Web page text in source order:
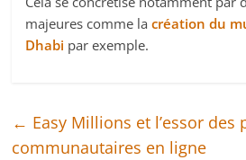
majeures comme lacréation du
Dhabi par exemple.
← Easy Millions et l’essor des
communautaires en ligne